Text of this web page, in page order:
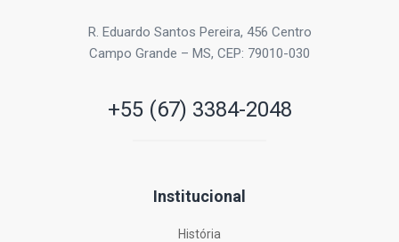
R. Eduardo Santos Pereira, 456 Centro
Campo Grande – MS, CEP: 79010-030
+55 (67) 3384-2048
Institucional
História